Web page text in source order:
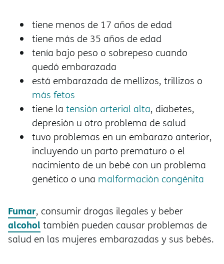
tiene menos de 17 años de edad
tiene más de 35 años de edad
tenía bajo peso o sobrepeso cuando
quedó embarazada
está embarazada de mellizos, trillizos o
más fetos
tiene la tensión arterial alta, diabetes,
depresión u otro problema de salud
tuvo problemas en un embarazo anterior,
incluyendo un parto prematuro o el
nacimiento de un bebé con un problema
genético o una malformación congénita
Fumar, consumir drogas ilegales y beber
alcohol también pueden causar problemas de
salud en las mujeres embarazadas y sus bebés.